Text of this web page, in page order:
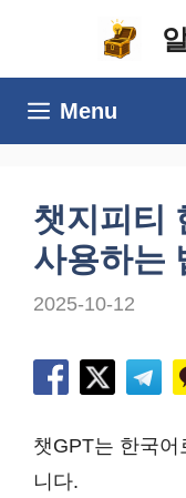
Menu
챗지피티
사용하는
2025-10-12
챗GPT는 한국
니다.